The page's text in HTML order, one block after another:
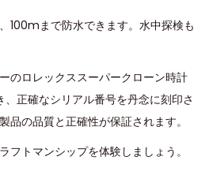
100mまで防水できます。水中探検も
のロレックススーパークローン時計
正確なシリアル番号を丹念に刻印さ
品の品質と正確性が保証されます。
フトマンシップを体験しましょう。